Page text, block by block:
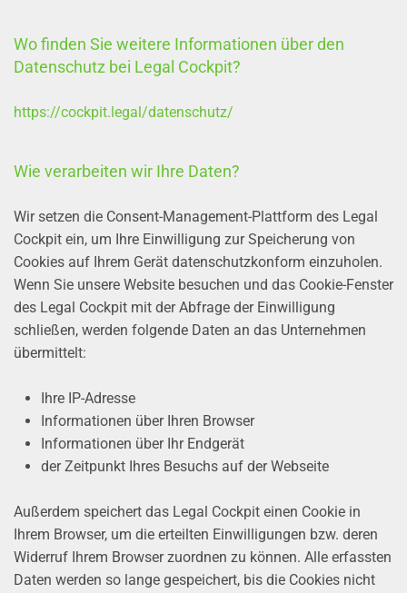
Wo finden Sie weitere Informationen über den
Datenschutz bei Legal Cockpit?
https://cockpit.legal/datenschutz/
Wie verarbeiten wir Ihre Daten?
Wir setzen die Consent-Management-Plattform des Legal
Cockpit ein, um Ihre Einwilligung zur Speicherung von
Cookies auf Ihrem Gerät datenschutzkonform einzuholen.
Wenn Sie unsere Website besuchen und das Cookie-Fenster
des Legal Cockpit mit der Abfrage der Einwilligung
schließen, werden folgende Daten an das Unternehmen
übermittelt:
Ihre IP-Adresse
Informationen über Ihren Browser
Informationen über Ihr Endgerät
der Zeitpunkt Ihres Besuchs auf der Webseite
Außerdem speichert das Legal Cockpit einen Cookie in
Ihrem Browser, um die erteilten Einwilligungen bzw. deren
Widerruf Ihrem Browser zuordnen zu können. Alle erfassten
Daten werden so lange gespeichert, bis die Cookies nicht